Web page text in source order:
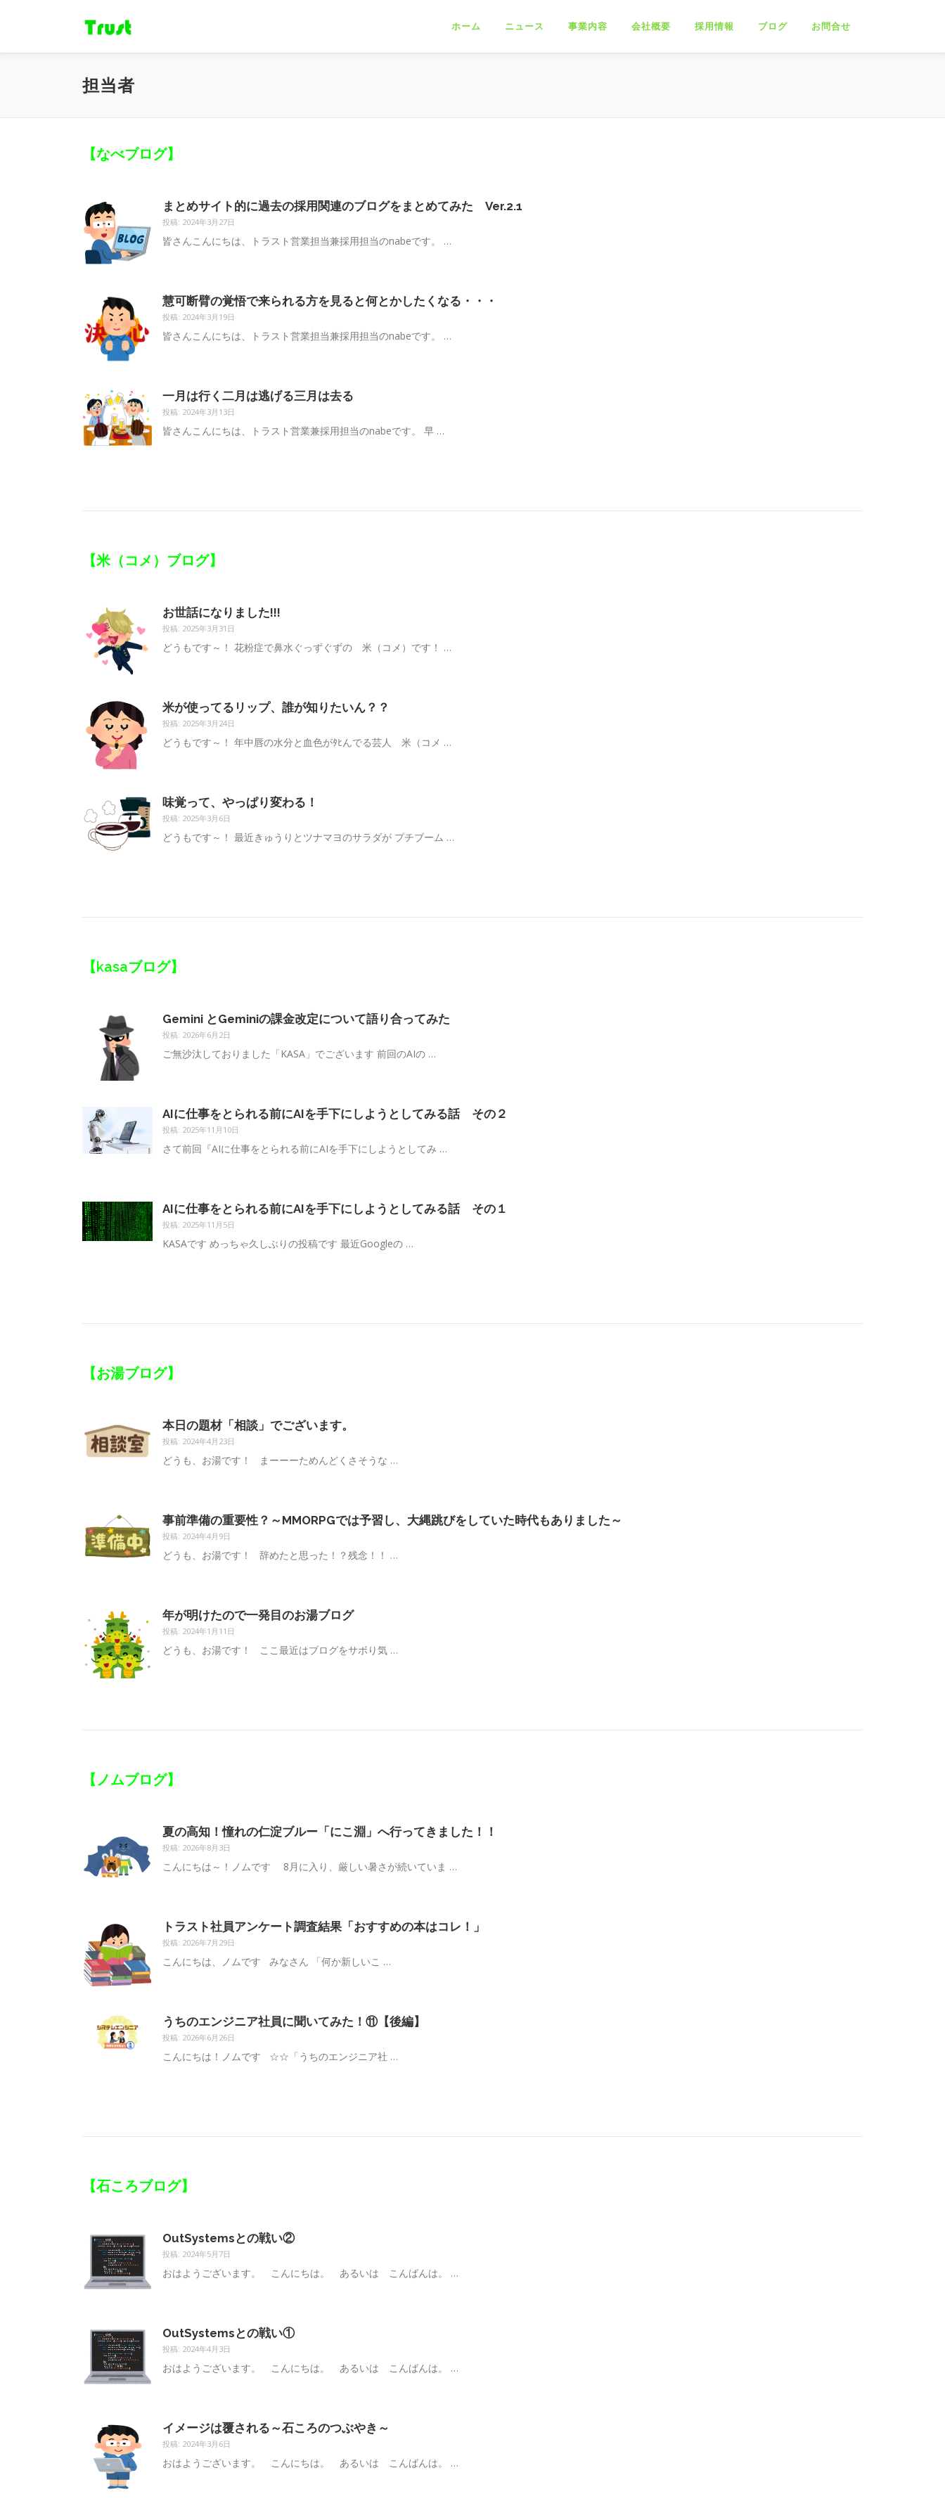
ン
ホーム ニュース 事業内容 会社概要 採用情報 ブログ お問合せ
担当者
【なべブログ】
まとめサイト的に過去の採用関連のブログをまとめてみた Ver.2.1
投稿: 2024年3月27日
皆さんこんにちは、トラスト営業担当兼採用担当のnabeです。 …
慧可断臂の覚悟で来られる方を見ると何とかしたくなる・・・
投稿: 2024年3月19日
皆さんこんにちは、トラスト営業担当兼採用担当のnabeです。 …
一月は行く二月は逃げる三月は去る
投稿: 2024年3月13日
皆さんこんにちは、トラスト営業兼採用担当のnabeです。 早 …
【米（コメ）ブログ】
お世話になりました!!!
投稿: 2025年3月31日
どうもです～！ 花粉症で鼻水ぐっずぐずの 米（コメ）です！ …
米が使ってるリップ、誰が知りたいん？？
投稿: 2025年3月24日
どうもです～！ 年中唇の水分と血色がﾀﾋんでる芸人 米（コメ …
味覚って、やっぱり変わる！
投稿: 2025年3月6日
どうもです～！ 最近きゅうりとツナマヨのサラダが プチブーム …
【kasaブログ】
Gemini とGeminiの課金改定について語り合ってみた
投稿: 2026年6月2日
ご無沙汰しておりました「KASA」でございます 前回のAIの …
AIに仕事をとられる前にAIを手下にしようとしてみる話 その２
投稿: 2025年11月10日
さて前回『AIに仕事をとられる前にAIを手下にしようとしてみ …
AIに仕事をとられる前にAIを手下にしようとしてみる話 その１
投稿: 2025年11月5日
KASAです めっちゃ久しぶりの投稿です 最近Googleの …
【お湯ブログ】
本日の題材「相談」でございます。
投稿: 2024年4月23日
どうも、お湯です！ まーーーためんどくさそうな …
事前準備の重要性？～MMORPGでは予習し、大縄跳びをしていた時代もありました～
投稿: 2024年4月9日
どうも、お湯です！ 辞めたと思った！？残念！！ …
年が明けたので一発目のお湯ブログ
投稿: 2024年1月11日
どうも、お湯です！ ここ最近はブログをサボり気 …
【ノムブログ】
夏の高知！憧れの仁淀ブルー「にこ淵」へ行ってきました！！
投稿: 2026年8月3日
こんにちは～！ノムです 8月に入り、厳しい暑さが続いていま …
トラスト社員アンケート調査結果「おすすめの本はコレ！」
投稿: 2026年7月29日
こんにちは、ノムです みなさん 「何か新しいこ …
うちのエンジニア社員に聞いてみた！⑪【後編】
投稿: 2026年6月26日
こんにちは！ノムです ☆☆「うちのエンジニア社 …
【石ころブログ】
OutSystemsとの戦い②
投稿: 2024年5月7日
おはようございます。 こんにちは。 あるいは こんばんは。 …
OutSystemsとの戦い①
投稿: 2024年4月3日
おはようございます。 こんにちは。 あるいは こんばんは。 …
イメージは覆される～石ころのつぶやき～
投稿: 2024年3月6日
おはようございます。 こんにちは。 あるいは こんばんは。 …